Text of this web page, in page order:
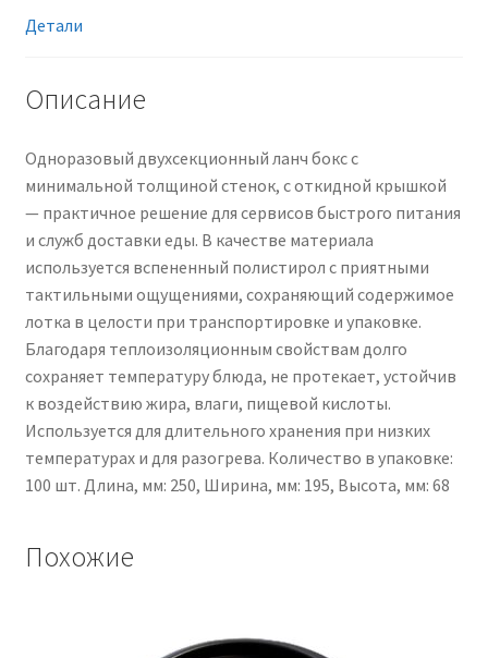
и
белый
Детали
Описание
Одноразовый двухсекционный ланч бокс с
минимальной толщиной стенок, с откидной крышкой
— практичное решение для сервисов быстрого питания
и служб доставки еды. В качестве материала
используется вспененный полистирол с приятными
тактильными ощущениями, сохраняющий содержимое
лотка в целости при транспортировке и упаковке.
Благодаря теплоизоляционным свойствам долго
сохраняет температуру блюда, не протекает, устойчив
к воздействию жира, влаги, пищевой кислоты.
Используется для длительного хранения при низких
температурах и для разогрева. Количество в упаковке:
100 шт. Длина, мм: 250, Ширина, мм: 195, Высота, мм: 68
Похожие